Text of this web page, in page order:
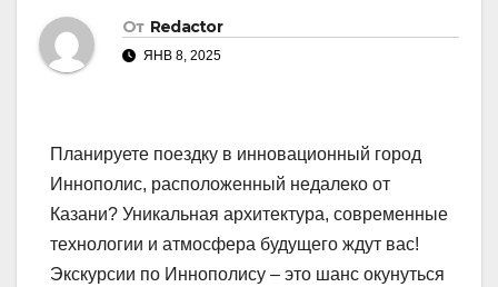
От Redactor
ЯНВ 8, 2025
Планируете поездку в инновационный город
Иннополис, расположенный недалеко от
Казани? Уникальная архитектура, современные
технологии и атмосфера будущего ждут вас!
Экскурсии по Иннополису – это шанс окунуться